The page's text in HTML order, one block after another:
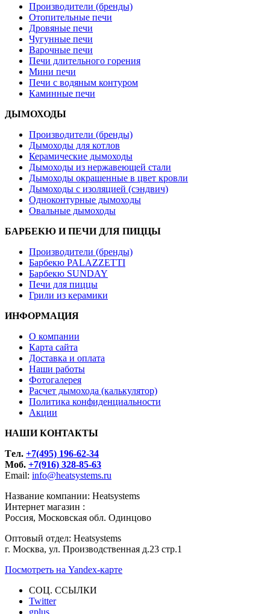
Производители (бренды)
Отопительные печи
Дровяные печи
Чугунные печи
Варочные печи
Печи длительного горения
Мини печи
Печи с водяным контуром
Каминные печи
ДЫМОХОДЫ
Производители (бренды)
Дымоходы для котлов
Керамические дымоходы
Дымоходы из нержавеющей стали
Дымоходы окрашенные в цвет кровли
Дымоходы с изоляцией (сэндвич)
Одноконтурные дымоходы
Овальные дымоходы
БАРБЕКЮ И ПЕЧИ ДЛЯ ПИЦЦЫ
Производители (бренды)
Барбекю PALAZZETTI
Барбекю SUNDAY
Печи для пиццы
Грили из керамики
ИНФОРМАЦИЯ
О компании
Карта сайта
Доставка и оплата
Наши работы
Фотогалерея
Расчет дымохода (калькулятор)
Политика конфиденциальности
Акции
НАШИ КОНТАКТЫ
Tел. +7(495) 196-62-34
Моб. +7(916) 328-85-63
Email: info@heatsystems.ru
Название компании: Heatsystems
Интернет магазин :
Россия, Московская обл. Одинцово
Оптовый отдел: Heatsystems
г. Москва, ул. Производственная д.23 стр.1
Посмотреть на Yandex-карте
СОЦ. ССЫЛКИ
Twitter
gplus